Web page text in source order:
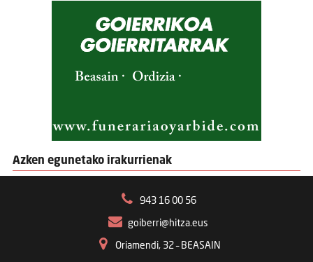
Azken egunetako irakurrienak
943 16 00 56
goiberri@hitza.eus
Oriamendi, 32 – BEASAIN